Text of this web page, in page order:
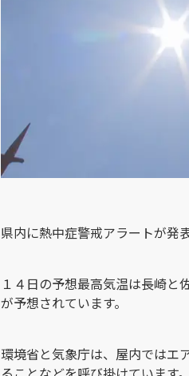
県内に熱中症警戒アラートが発
１４日の予想最高気温は長崎
が予想されています。
環境省と気象庁は、屋内ではエ